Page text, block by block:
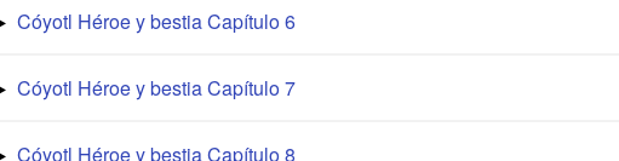
Cóyotl Héroe y bestia Capítulo 6
Cóyotl Héroe y bestia Capítulo 7
Cóyotl Héroe y bestia Capítulo 8